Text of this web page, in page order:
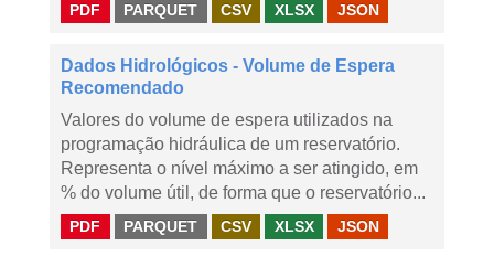
PDF PARQUET CSV XLSX JSON
Dados Hidrológicos - Volume de Espera
Recomendado
Valores do volume de espera utilizados na
programação hidráulica de um reservatório.
Representa o nível máximo a ser atingido, em
% do volume útil, de forma que o reservatório...
PDF PARQUET CSV XLSX JSON